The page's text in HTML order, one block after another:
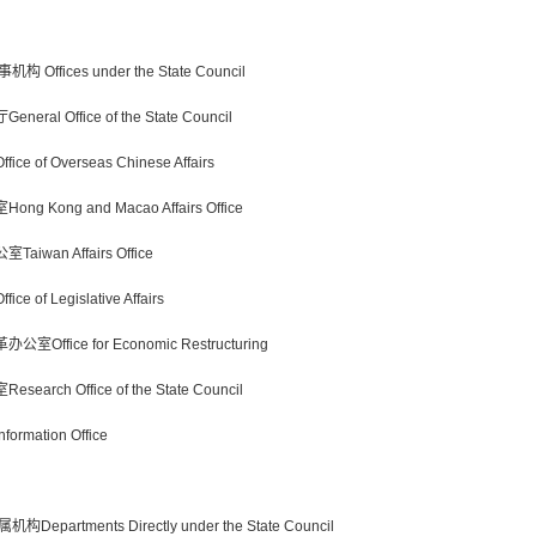
构 Offices under the State Council
Office of the State Council
of Overseas Chinese Affairs
Kong and Macao Affairs Office
Taiwan Affairs Office
of Legislative Affairs
公室Office for Economic Restructuring
Office of the State Council
Office
构Departments Directly under the State Council